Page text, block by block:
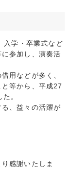
入学・卒業式など
参加し、演奏活
用などが多く、
等から、平成27
。
、益々の活躍が
感謝いたしま